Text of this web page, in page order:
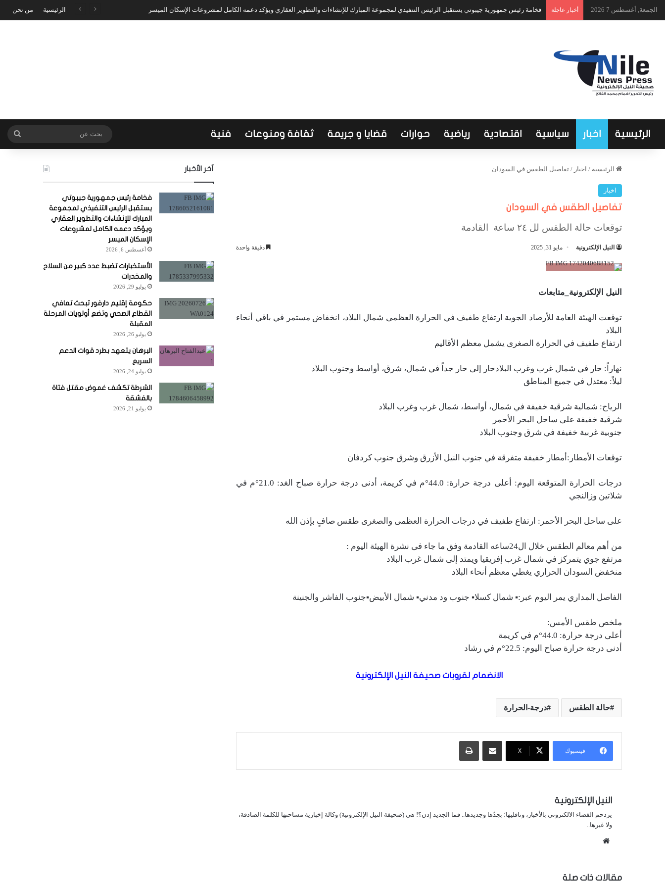
الجمعة, أغسطس 7 2026 أخبار عاجلة فخامة رئيس جمهورية جيبوتي يستقبل الرئيس التنفيذي لمجموعة المبارك للإنشاءات والتطوير العقاري ويؤكد دعمه الكامل لمشروعات الإسكان الميسر الرئيسية من نحن
الرئيسية اخبار سياسية اقتصادية رياضية حوارات قضايا و جريمة ثقافة ومنوعات فنية بحث
عن
الرئيسية / اخبار / تفاصيل الطقس في السودان
اخبار
تفاصيل الطقس في السودان
توقعات حالة الطقس لل ٢٤ ساعة القادمة
النيل الإلكترونية مايو 31, 2025 دقيقة واحدة
النيل الإلكترونية_متابعات
توقعت الهيئة العامة للأرصاد الجوية ارتفاع طفيف في الحرارة العظمى شمال البلاد، انخفاض مستمر في باقي أنحاء
البلاد
ارتفاع طفيف في الحرارة الصغرى يشمل معظم الأقاليم
نهاراً: حار في شمال غرب وغرب البلادحار إلى حار جداً في شمال، شرق، أواسط وجنوب البلاد
ليلاً: معتدل في جميع المناطق
الرياح: شمالية شرقية خفيفة في شمال، أواسط، شمال غرب وغرب البلاد
شرقية خفيفة على ساحل البحر الأحمر
جنوبية غربية خفيفة في شرق وجنوب البلاد
توقعات الأمطار:أمطار خفيفة متفرقة في جنوب النيل الأزرق وشرق جنوب كردفان
درجات الحرارة المتوقعة اليوم: أعلى درجة حرارة: 44.0°م في كريمة، أدنى درجة حرارة صباح الغد: 21.0°م في
شلاتين وزالنجي
على ساحل البحر الأحمر: ارتفاع طفيف في درجات الحرارة العظمى والصغرى طقس صافٍ بإذن الله
من أهم معالم الطقس خلال ال24ساعه القادمة وفق ما جاء فى نشرة الهيئة اليوم :
مرتفع جوي يتمركز في شمال غرب إفريقيا ويمتد إلى شمال غرب البلاد
منخفض السودان الحراري يغطي معظم أنحاء البلاد
الفاصل المداري يمر اليوم عبر:▪️ شمال كسلا▪️ جنوب ود مدني▪️ شمال الأبيض▪️جنوب الفاشر والجنينة
ملخص طقس الأمس:
أعلى درجة حرارة: 44.0°م في كريمة
أدنى درجة حرارة صباح اليوم: 22.5°م في رشاد
الانضمام لقروبات صحيفة النيل الإلكترونية
حالة الطقس درجة-الحرارة
فيسبوك X
مشاركة عبر البريد طباعة
النيل الإلكترونية
يزدحم الفضاء الالكتروني بالأخبار، وناقليها؛ بجدّها وجديدها.. فما الجديد إذن؟! هي (صحيفة النيل الإلكترونية) وكالة إخبارية مساحتها للكلمة الصادقة،
ولا غيرها..
مقالات ذات صلة
آخر الأخبار
فخامة رئيس جمهورية جيبوتي
يستقبل الرئيس التنفيذي لمجموعة
المبارك للإنشاءات والتطوير العقاري
ويؤكد دعمه الكامل لمشروعات
الإسكان الميسر
أغسطس 6, 2026
الأستخبارات تضبط عدد كبير من السلاح
والمخدرات
يوليو 29, 2026
حكومة إقليم دارفور تبحث تعافي
القطاع الصحي وتضع أولويات المرحلة
المقبلة
يوليو 26, 2026
البرهان يتعهد بطرد قوات الدعم
السريع
يوليو 24, 2026
الشرطة تكشف غموض مقتل فتاة
بالفشقة
يوليو 21, 2026